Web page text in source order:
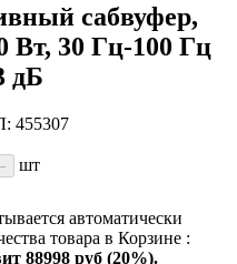
сабвуфер,
Вт, 30 Гц-100 Гц
дБ
455307
шт
автоматически
товара в Корзине :
88998 руб (20%).